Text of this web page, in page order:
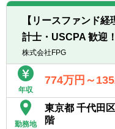
【リースファンド
計士・USCPA 歓迎
株式会社FPG
年収
774万円～
勤務地
東京都 千代田
階